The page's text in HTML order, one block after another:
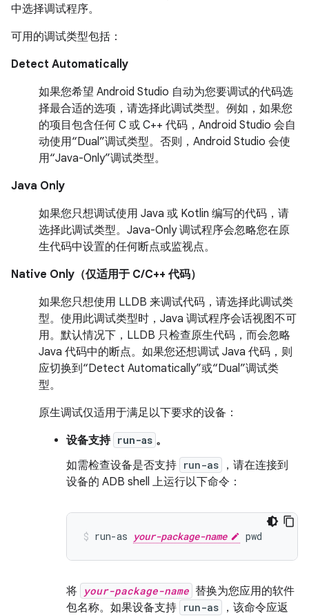
中选择调试程序。
可用的调试类型包括：
Detect Automatically
如果您希望 Android Studio 自动为您要调试的代码选
择最合适的选项，请选择此调试类型。例如，如果您
的项目包含任何 C 或 C++ 代码，Android Studio 会自
动使用“Dual”调试类型。否则，Android Studio 会使
用“Java-Only”调试类型。
Java Only
如果您只想调试使用 Java 或 Kotlin 编写的代码，请
选择此调试类型。Java-Only 调试程序会忽略您在原
生代码中设置的任何断点或监视点。
Native Only（仅适用于 C/C++ 代码）
如果您只想使用 LLDB 来调试代码，请选择此调试类
型。使用此调试类型时，Java 调试程序会话视图不可
用。默认情况下，LLDB 只检查原生代码，而会忽略
Java 代码中的断点。如果您还想调试 Java 代码，则
应切换到“Detect Automatically”或“Dual”调试类
型。
原生调试仅适用于满足以下要求的设备：
设备支持 run-as 。
如需检查设备是否支持 run-as
，请在连接到
设备的 ADB shell 上运行以下命令：
run-as your-package-name
将 your-package-name 替换为您应用的软件
包名称。如果设备支持 run-as
，该命令应返